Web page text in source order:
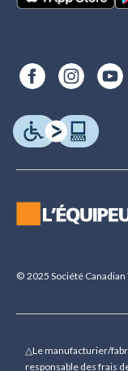
© 2025 Société
△Le manufacturier/
responsable des frais